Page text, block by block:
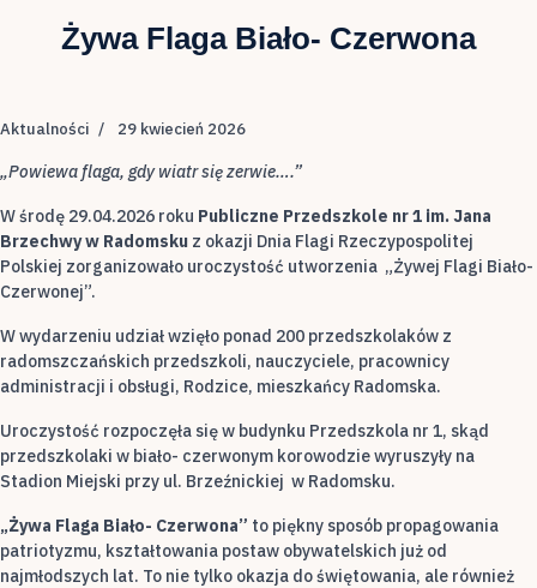
Żywa Flaga Biało- Czerwona
Aktualności 29 kwiecień 2026
„Powiewa flaga, gdy wiatr się zerwie….”
W środę 29.04.2026 roku Publiczne Przedszkole nr 1 im. Jana
Brzechwy w Radomsku z okazji Dnia Flagi Rzeczypospolitej
Polskiej zorganizowało uroczystość utworzenia „Żywej Flagi Biało-
Czerwonej”.
W wydarzeniu udział wzięło ponad 200 przedszkolaków z
radomszczańskich przedszkoli, nauczyciele, pracownicy
administracji i obsługi, Rodzice, mieszkańcy Radomska.
Uroczystość rozpoczęła się w budynku Przedszkola nr 1, skąd
przedszkolaki w biało- czerwonym korowodzie wyruszyły na
Stadion Miejski przy ul. Brzeźnickiej w Radomsku.
„Żywa Flaga Biało- Czerwona” to piękny sposób propagowania
patriotyzmu, kształtowania postaw obywatelskich już od
najmłodszych lat. To nie tylko okazja do świętowania, ale również